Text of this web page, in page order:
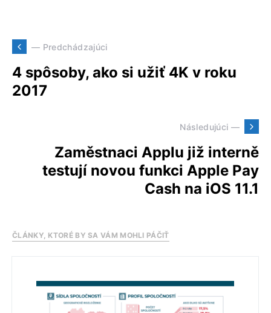
— Predchádzajúci
4 spôsoby, ako si užiť 4K v roku
2017
Následujúci —
Zaměstnaci Applu již interně
testují novou funkci Apple Pay
Cash na iOS 11.1
ČLÁNKY, KTORÉ BY SA VÁM MOHLI PÁČIŤ